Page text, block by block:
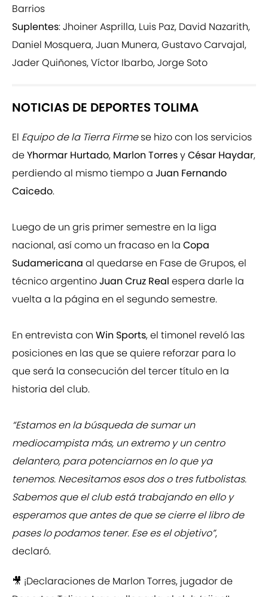
Barrios
Suplentes: Jhoiner Asprilla, Luis Paz, David Nazarith,
Daniel Mosquera, Juan Munera, Gustavo Carvajal,
Jader Quiñones, Víctor Ibarbo, Jorge Soto
NOTICIAS DE DEPORTES TOLIMA
El Equipo de la Tierra Firmese hizo con los servicios
deYhormar Hurtado, Marlon TorresyCésar Haydar,
perdiendo al mismo tiempo a Juan Fernando
Caicedo.
Luego de un gris primer semestre en la liga
nacional, así como un fracaso en la Copa
Sudamericana al quedarse en Fase de Grupos, el
técnico argentinoJuan Cruz Real espera darle la
vuelta a la página en el segundo semestre.
En entrevista con Win Sports, el timonel reveló las
posiciones en las que se quiere reforzar para lo
que será la consecución del tercer título en la
historia del club.
“Estamos en la búsqueda de sumar un
mediocampista más, un extremo y un centro
delantero, para potenciarnos en lo que ya
tenemos. Necesitamos esos dos o tres futbolistas.
Sabemos que el club está trabajando en ello y
esperamos que antes de que se cierre el libro de
pases lo podamos tener. Ese es el objetivo”,
declaró.
🎥 ¡Declaraciones de Marlon Torres, jugador de